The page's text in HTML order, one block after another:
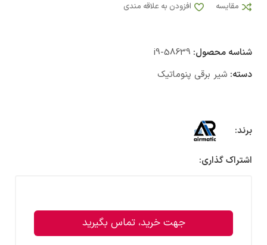
مقایسه افزودن به علاقه مندی
شناسه محصول: i9-58639
دسته: شیر برقی پنوماتیک
برند:
اشتراک گذاری:
جهت خرید، تماس بگیرید